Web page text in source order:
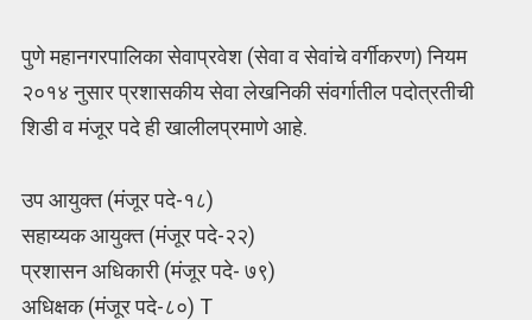
पुणे महानगरपालिका सेवाप्रवेश (सेवा व सेवांचे वर्गीकरण) नियम
२०१४ नुसार प्रशासकीय सेवा लेखनिकी संवर्गातील पदोत्रतीची
शिडी व मंजूर पदे ही खालीलप्रमाणे आहे.
उप आयुक्त (मंजूर पदे-१८)
सहाय्यक आयुक्त (मंजूर पदे-२२)
प्रशासन अधिकारी (मंजूर पदे- ७९)
अधिक्षक (मंजूर पदे-८०) T